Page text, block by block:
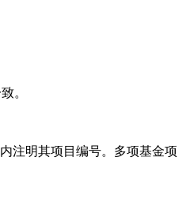
。
注明其项目编号。多项基金项